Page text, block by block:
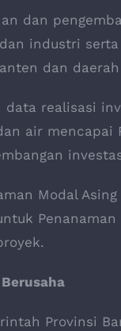
dan
industri
dan
data realisasi
air mencapai
Modal
Provinsi